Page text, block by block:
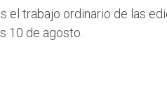
el trabajo ordinario de las
10 de agosto.